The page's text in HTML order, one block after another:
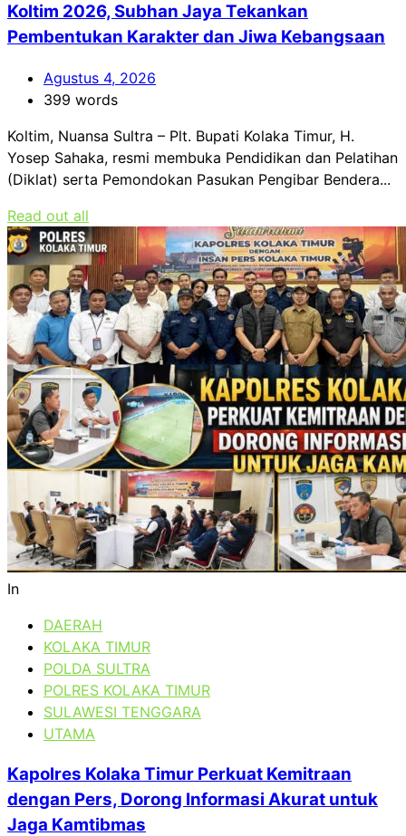
Koltim 2026, Subhan Jaya Tekankan
Pembentukan Karakter dan Jiwa Kebangsaan
Agustus 4, 2026
399 words
Koltim, Nuansa Sultra – Plt. Bupati Kolaka Timur, H.
Yosep Sahaka, resmi membuka Pendidikan dan Pelatihan
(Diklat) serta Pemondokan Pasukan Pengibar Bendera...
Read out all
In
DAERAH
KOLAKA TIMUR
POLDA SULTRA
POLRES KOLAKA TIMUR
SULAWESI TENGGARA
UTAMA
Kapolres Kolaka Timur Perkuat Kemitraan
dengan Pers, Dorong Informasi Akurat untuk
Jaga Kamtibmas